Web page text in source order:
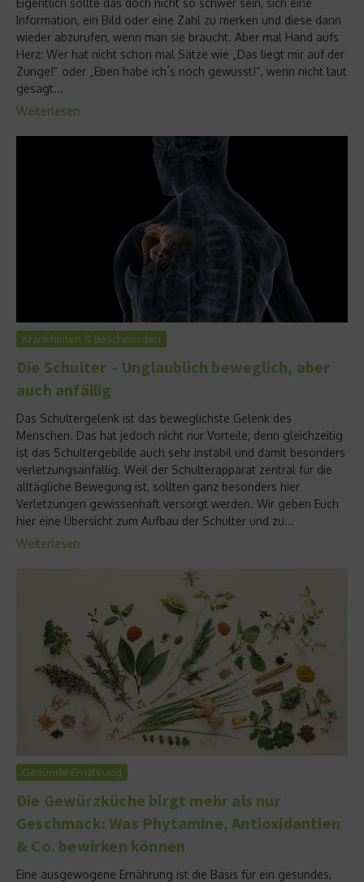
Information, ein Bild oder eine Zahl zu merken und diese dann
wieder abzurufen, wenn man sie braucht. Aber mal Hand aufs
Herz: Wer hat nicht schon mal Sätze wie „Das liegt mir auf der
Zunge!“ oder „Eben habe ich´s noch gewusst!“, wenn nicht laut
gesagt...
Weiterlesen
Krankheiten & Beschwerden
Die Schulter – Unglaublich beweglich, aber
auch anfällig
Das Schultergelenk ist das beweglichste Gelenk des
Menschen. Das hat jedoch nicht nur Vorteile, denn gleichzeitig
ist das Schultergebilde auch sehr instabil und damit besonders
verletzungsanfällig. Weil der Schulterapparat zentral für die
alltägliche Bewegung ist, sollten ganz besonders hier
Verletzungen gewissenhaft versorgt werden. Wir geben Euch
hier eine Übersicht zum Aufbau der Schulter und zu...
Weiterlesen
Gesunde Ernährung
Die Gewürzküche birgt mehr als nur
Geschmack: Was Phytamine, Antioxidantien
& Co. bewirken können
Eine ausgewogene Ernährung ist die Basis für ein gesundes,